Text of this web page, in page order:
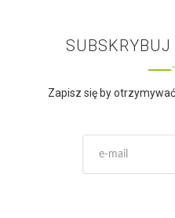
SUBSKRYBUJ
Zapisz się by